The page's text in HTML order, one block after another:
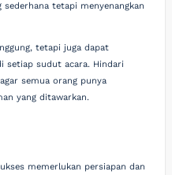
tetapi menyenangkan
tetapi juga dapat
setiap sudut acara. Hindari
semua orang punya
yang ditawarkan.
memerlukan persiapan dan